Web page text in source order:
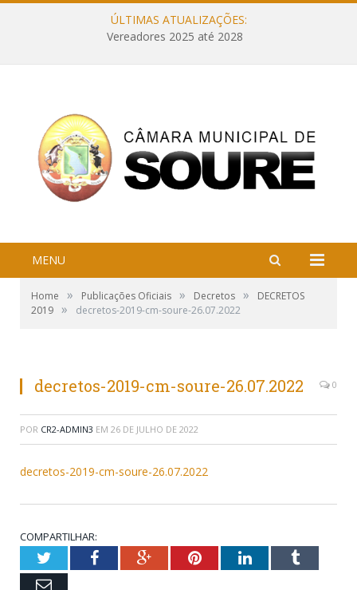
ÚLTIMAS ATUALIZAÇÕES:
Vereadores 2025 até 2028
MENU
Home » Publicações Oficiais » Decretos »
DECRETOS
2019 » decretos-2019-cm-soure-26.07.2022
decretos-2019-cm-soure-26.07.2022 0
POR CR2-ADMIN3 EM 26 DE JULHO DE 2022
decretos-2019-cm-soure-26.07.2022
COMPARTILHAR:
TwitterFacebookGoogle+PinterestLinkedInTumblr
Email